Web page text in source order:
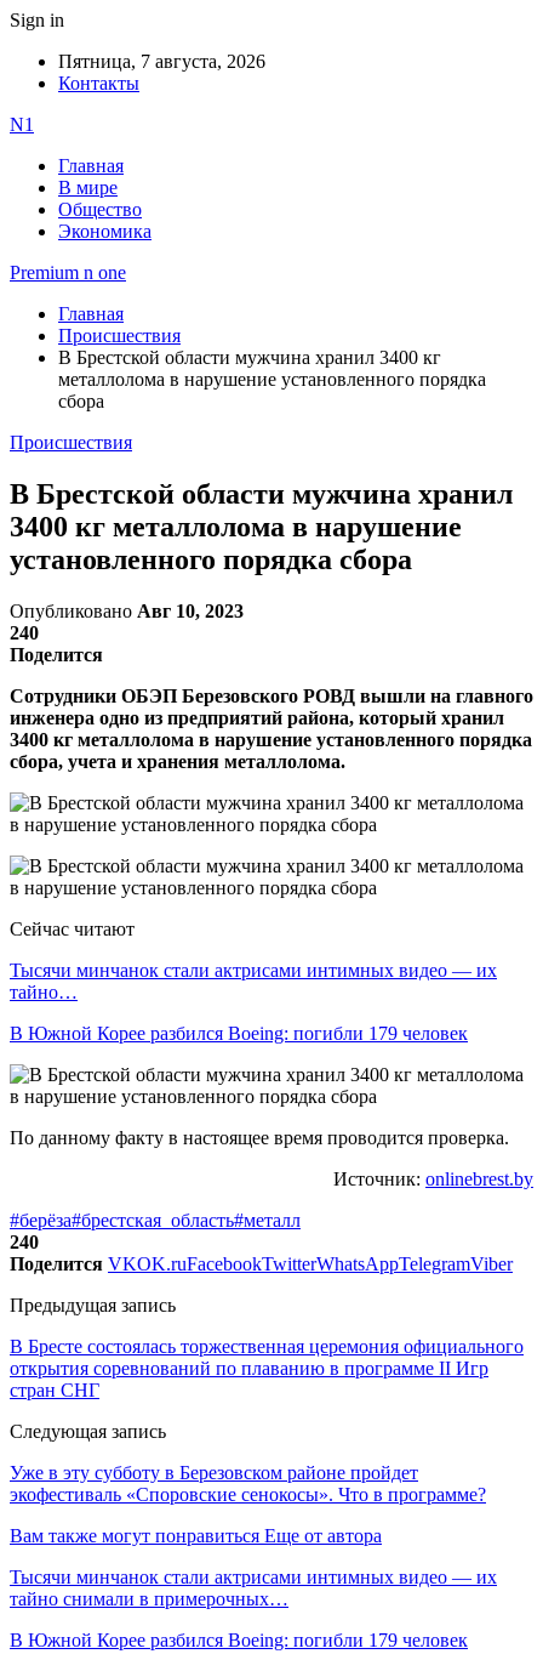
Sign in
Пятница, 7 августа, 2026
Контакты
N1
Главная
В мире
Общество
Экономика
Premium n one
Главная
Происшествия
В Брестской области мужчина хранил 3400 кг
металлолома в нарушение установленного порядка
сбора
Происшествия
В Брестской области мужчина хранил
3400 кг металлолома в нарушение
установленного порядка сбора
Опубликовано Авг 10, 2023
240
Поделится
Cотрудники ОБЭП Березовского РОВД вышли на главного
инженера одно из предприятий района, который хранил
3400 кг металлолома в нарушение установленного порядка
сбора, учета и хранения металлолома.
Сейчас читают
Тысячи минчанок стали актрисами интимных видео — их
тайно…
В Южной Корее разбился Boeing: погибли 179 человек
По данному факту в настоящее время проводится проверка.
Источник: onlinebrest.by
#берёза#брестская_область#металл
240
Поделится VKOK.ruFacebookTwitterWhatsAppTelegramViber
Предыдущая запись
В Бресте состоялась торжественная церемония официального
открытия соревнований по плаванию в программе II Игр
стран СНГ
Следующая запись
Уже в эту субботу в Березовском районе пройдет
экофестиваль «Споровские сенокосы». Что в программе?
Вам также могут понравиться Еще от автора
Тысячи минчанок стали актрисами интимных видео — их
тайно снимали в примерочных…
В Южной Корее разбился Boeing: погибли 179 человек